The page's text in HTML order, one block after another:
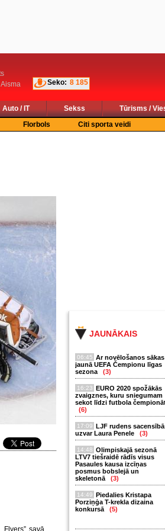
Seko: 8 185
Auto / IT Sekss
Tūrisms /
Florbols Citi sporta veidi
JAUNĀKAIS
06:45 Ar novēlošanos sākas
jaunā UEFA Čempionu līgas
sezona
(3)
16:23 EURO 2020 spožākās
zvaigznes, kuru sniegumam
sekot līdzi futbola
(6)
17:09 LJF rudens
uzvar Laura Penele
(3)
14:48 Olimpiskajā sezonā
LTV7 tiešraidē rādīs visus
Pasaules kausa izcīņas
posmus bobslejā un
skeletonā
(3)
14:49 Piedalies Kristapa
Porziņģa T-krekla dizaina
konkursā
(5)
savā